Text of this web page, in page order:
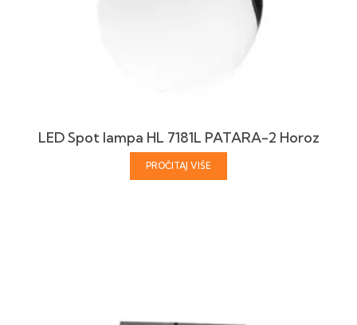
LED Spot lampa HL 7181L PATARA-2 Horoz
PROČITAJ VIŠE